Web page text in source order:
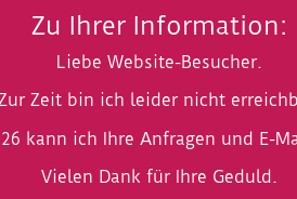
Zu Ihrer Information:
Liebe Website-Besucher.
Zeit bin ich leider nicht
kann ich Ihre Anfragen und E-
Vielen Dank für Ihre Geduld.